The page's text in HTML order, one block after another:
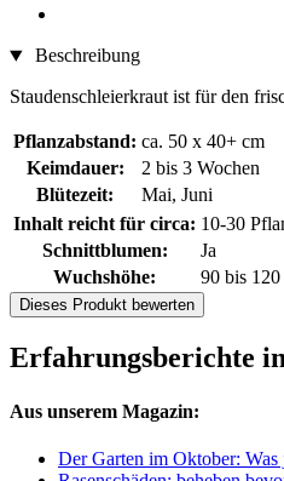
Beschreibung
Staudenschleierkraut ist für den
Pflanzabstand: ca. 50 x 40+ cm
Keimdauer:
2 bis 3 Wochen
Blütezeit:
Mai, Juni
Inhalt reicht für circa: 10-30
Schnittblumen:
Ja
Wuchshöhe:
90 bis 120
Dieses Produkt bewerten
Erfahrungsberichte
Aus unserem Magazin:
Der Garten im Oktober: Was